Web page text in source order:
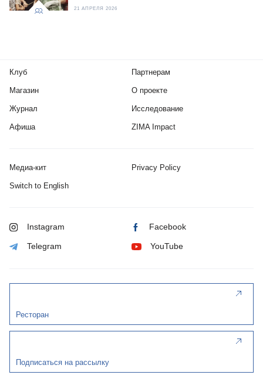
21 АПРЕЛЯ 2026
Клуб
Магазин
Журнал
Афиша
Партнерам
О проекте
Исследование
ZIMA Impact
Медиа-кит Privacy Policy
Switch to English
Instagram Facebook
Telegram YouTube
Ресторан
Подписаться на рассылку